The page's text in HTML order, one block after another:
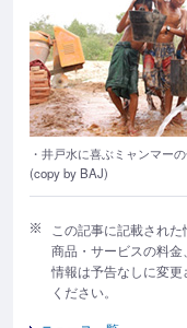
・井戸水に喜ぶミャンマー
(copy by BAJ)
この記事に記載された
商品・サービスの料
情報は予告なしに変
ください。